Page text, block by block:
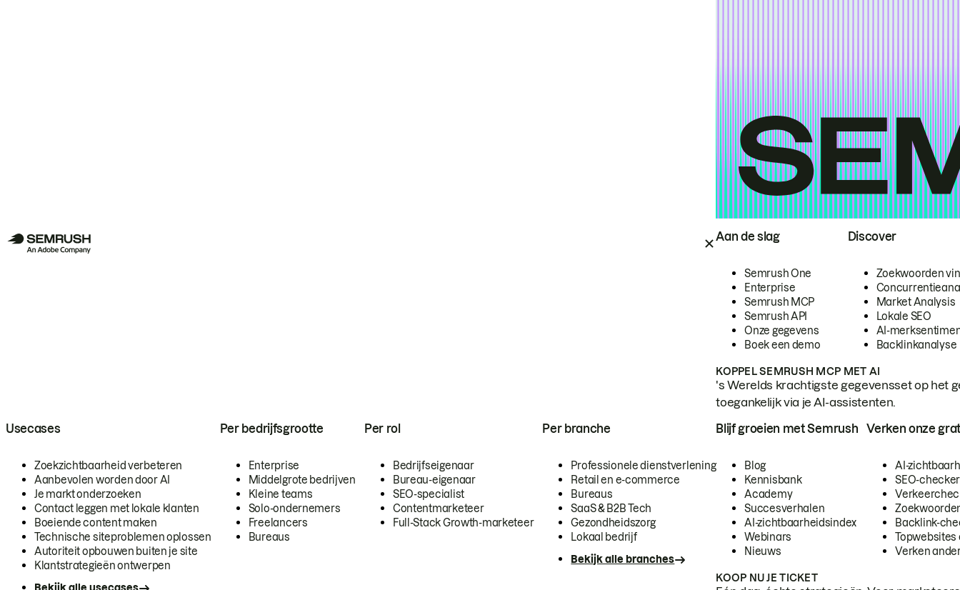
Aan de slag
Semrush One
Enterprise
Semrush MCP
Semrush API
Onze gegevens
Boek een demo
Discover
Zoekwoorden
Market Analysis
Lokale SEO
AI-
Backlinkanalyse
KOPPEL SEMRUSH MCP MET AI
's Werelds krachtigste gegevensset op het
toegankelijk via je AI-assistenten.
Usecases
Zoekzichtbaarheid verbeteren
Aanbevolen worden door AI
Je markt onderzoeken
Contact leggen met lokale klanten
Boeiende content maken
Technische siteproblemen oplossen
Autoriteit opbouwen buiten je site
Klantstrategieën ontwerpen
Per bedrijfsgrootte
Enterprise
Middelgrote bedrijven
Kleine teams
Solo-ondernemers
Freelancers
Bureaus
Per rol
Bedrijfseigenaar
Bureau-eigenaar
SEO-specialist
Contentmarketeer
Full-Stack Growth-marketeer
Per branche
Professionele dienstverlening
Retail en e-commerce
Bureaus
SaaS & B2B Tech
Gezondheidszorg
Lokaal bedrijf
Bekijk alle branches
Blijf groeien met Semrush
Blog
Kennisbank
Academy
Succesverhalen
AI-zichtbaarheidsindex
Webinars
Nieuws
Verken onze
AI-
SEO-checker
Backlink-
Topwebsites
Verken
KOOP NU JE TICKET